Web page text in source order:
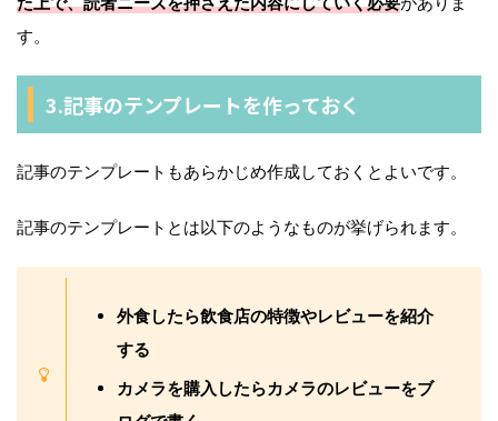
す。
3.記事のテンプレートを作っておく
記事のテンプレートもあらかじめ作成しておくとよいです。
記事のテンプレートとは以下のようなものが挙げられます。
外食したら飲食店の特徴やレビューを紹介
する
カメラを購入したらカメラのレビューをブ